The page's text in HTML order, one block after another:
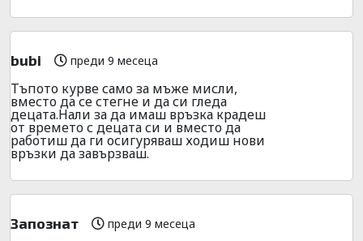
bubi преди 9 месеца
Тъпото курве само за мъже мисли,
вместо да се стегне и да си гледа
децата.Нали за да имаш връзка крадеш
от времето с децата си и вместо да
работиш да ги осигуряваш ходиш нови
връзки да завързваш.
Запознат преди 9 месеца